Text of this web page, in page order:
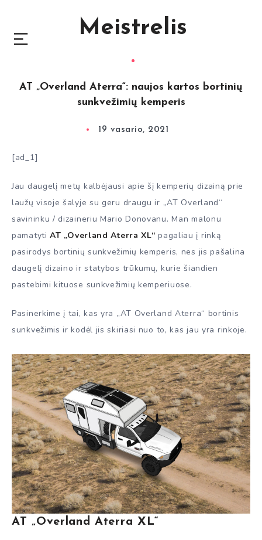
Meistrelis
AT „Overland Aterra“: naujos kartos bortinių
sunkvežimių kemperis
19 vasario, 2021
[ad_1]
Jau daugelį metų kalbėjausi apie šį kemperių dizainą prie
laužų visoje šalyje su geru draugu ir „AT Overland“
savininku / dizaineriu Mario Donovanu. Man malonu
pamatytiAT „Overland Aterra XL“ pagaliau į rinką
pasirodys bortinių sunkvežimių kemperis, nes jis pašalina
daugelį dizaino ir statybos trūkumų, kurie šiandien
pastebimi kituose sunkvežimių kemperiuose.
Pasinerkime į tai, kas yra „AT Overland Aterra“ bortinis
sunkvežimis ir kodėl jis skiriasi nuo to, kas jau yra rinkoje.
AT „Overland Aterra XL“